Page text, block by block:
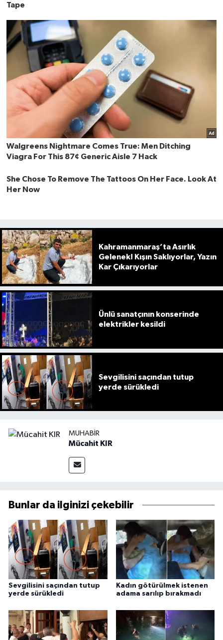
Kahramanmaraş’ta Asırlık
Gelenek! Kışın Saklıyorlar, Yazın
Kar Çıkarıyorlar
Ünlü sanatçının konserinde
elektrikler kesildi
Sevgilisini saçından tutup
yerde sürükledi
MUHABIR
Mücahit KIR
Bunlar da ilginizi çekebilir
Sevgilisini saçından tutup
yerde sürükledi
Kadın götürülmek istenen
adama sarılıp bırakmadı